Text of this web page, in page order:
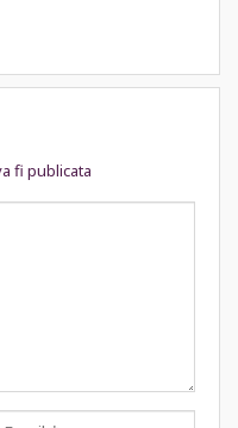
fi publicata